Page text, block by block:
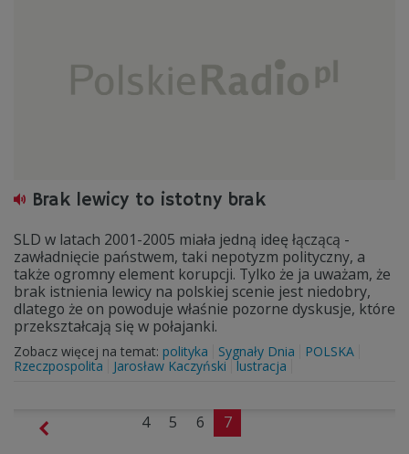
Brak lewicy to istotny brak
SLD w latach 2001-2005 miała jedną ideę łączącą -
zawładnięcie państwem, taki nepotyzm polityczny, a
także ogromny element korupcji. Tylko że ja uważam, że
brak istnienia lewicy na polskiej scenie jest niedobry,
dlatego że on powoduje właśnie pozorne dyskusje, które
przekształcają się w połajanki.
Zobacz więcej na temat: polityka Sygnały Dnia
POLSKA
Rzeczpospolita
Jarosław Kaczyński lustracja
4 5 6 7